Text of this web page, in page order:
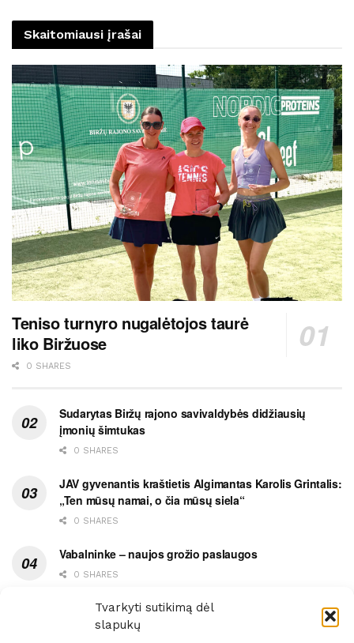
Tvarkyti sutikimą dėl
slapukų
Skaitomiausi įrašai
Teniso turnyro nugalėtojos taurė
liko Biržuose
0 SHARES
Sudarytas Biržų rajono savivaldybės didžiausių
įmonių šimtukas
0 SHARES
JAV gyvenantis kraštietis Algimantas Karolis Grintalis:
„Ten mūsų namai, o čia mūsų siela“
0 SHARES
Vabalninke – naujos grožio paslaugos
0 SHARES
Vytauto gatvės grimasos, arba užsitęsusi Biržų gėda
0 SHARES